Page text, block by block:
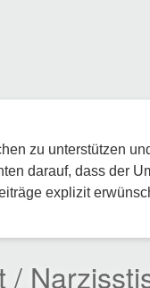
zu unterstützen
darauf, dass der
explizit
/